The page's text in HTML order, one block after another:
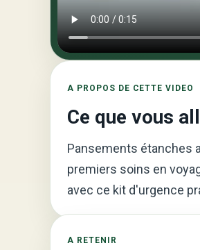
A PROPOS DE CETTE VIDEO
Ce que vous
Pansements étanches
premiers soins en
avec ce kit d'urgence
A RETENIR